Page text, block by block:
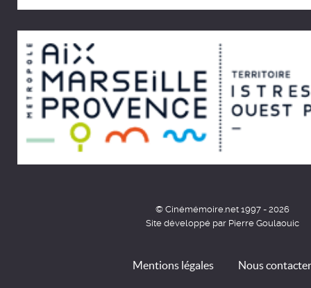
© Cinémémoire.net 1997 - 2026
Site développé par Pierre Goulaouic
Mentions légales Nous contacter